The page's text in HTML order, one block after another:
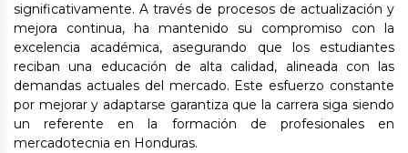
significativamente. A través de procesos de actualización y
mejora continua, ha mantenido su compromiso con la
excelencia académica, asegurando que los estudiantes
reciban una educación de alta calidad, alineada con las
demandas actuales del mercado. Este esfuerzo constante
por mejorar y adaptarse garantiza que la carrera siga siendo
un referente en la formación de profesionales en
mercadotecnia en Honduras.